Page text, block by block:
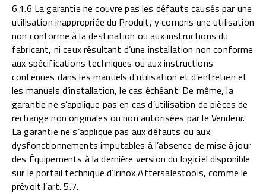
6.1.6 La garantie ne couvre pas les défauts causés par une
utilisation inappropriée du Produit, y compris une utilisation
non conforme à la destination ou aux instructions du
fabricant, ni ceux résultant d’une installation non conforme
aux spécifications techniques ou aux instructions
contenues dans les manuels d’utilisation et d’entretien et
les manuels d’installation, le cas échéant. De même, la
garantie ne s’applique pas en cas d’utilisation de pièces de
rechange non originales ou non autorisées par le Vendeur.
La garantie ne s’applique pas aux défauts ou aux
dysfonctionnements imputables à l’absence de mise à jour
des Équipements à la dernière version du logiciel disponible
sur le portail technique d’Irinox Aftersalestools, comme le
prévoit l’art. 5.7.